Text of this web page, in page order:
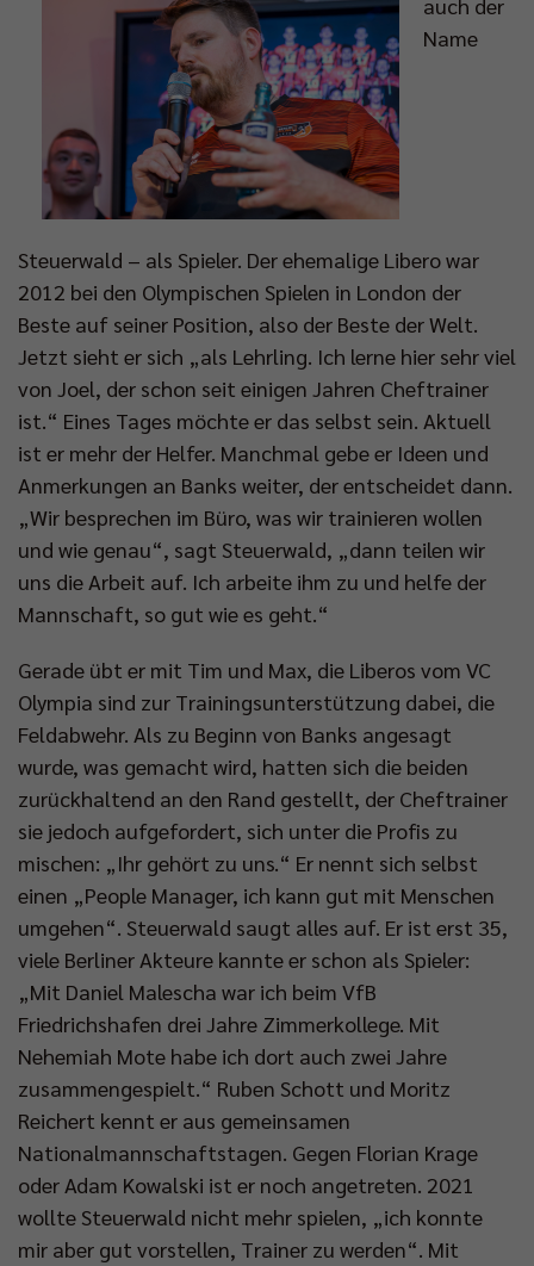
auch der
Name
Steuerwald – als Spieler. Der ehemalige Libero war
2012 bei den Olympischen Spielen in London der
Beste auf seiner Position, also der Beste der Welt.
Jetzt sieht er sich „als Lehrling. Ich lerne hier sehr viel
von Joel, der schon seit einigen Jahren Cheftrainer
ist.“ Eines Tages möchte er das selbst sein. Aktuell
ist er mehr der Helfer. Manchmal gebe er Ideen und
Anmerkungen an Banks weiter, der entscheidet dann.
„Wir besprechen im Büro, was wir trainieren wollen
und wie genau“, sagt Steuerwald, „dann teilen wir
uns die Arbeit auf. Ich arbeite ihm zu und helfe der
Mannschaft, so gut wie es geht.“
Gerade übt er mit Tim und Max, die Liberos vom VC
Olympia sind zur Trainingsunterstützung dabei, die
Feldabwehr. Als zu Beginn von Banks angesagt
wurde, was gemacht wird, hatten sich die beiden
zurückhaltend an den Rand gestellt, der Cheftrainer
sie jedoch aufgefordert, sich unter die Profis zu
mischen: „Ihr gehört zu uns.“ Er nennt sich selbst
einen „People Manager, ich kann gut mit Menschen
umgehen“. Steuerwald saugt alles auf. Er ist erst 35,
viele Berliner Akteure kannte er schon als Spieler:
„Mit Daniel Malescha war ich beim VfB
Friedrichshafen drei Jahre Zimmerkollege. Mit
Nehemiah Mote habe ich dort auch zwei Jahre
zusammengespielt.“ Ruben Schott und Moritz
Reichert kennt er aus gemeinsamen
Nationalmannschaftstagen. Gegen Florian Krage
oder Adam Kowalski ist er noch angetreten. 2021
wollte Steuerwald nicht mehr spielen, „ich konnte
mir aber gut vorstellen, Trainer zu werden“. Mit